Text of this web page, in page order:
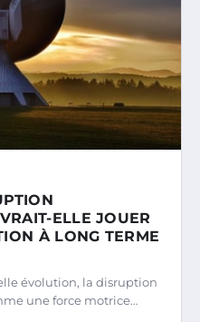
ELLE JOUER
À LONG TERME
évolution, la disruption
une force motrice…